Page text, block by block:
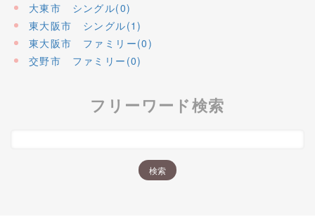
大東市 シングル(0)
東大阪市 シングル(1)
東大阪市 ファミリー(0)
交野市 ファミリー(0)
フリーワード検索